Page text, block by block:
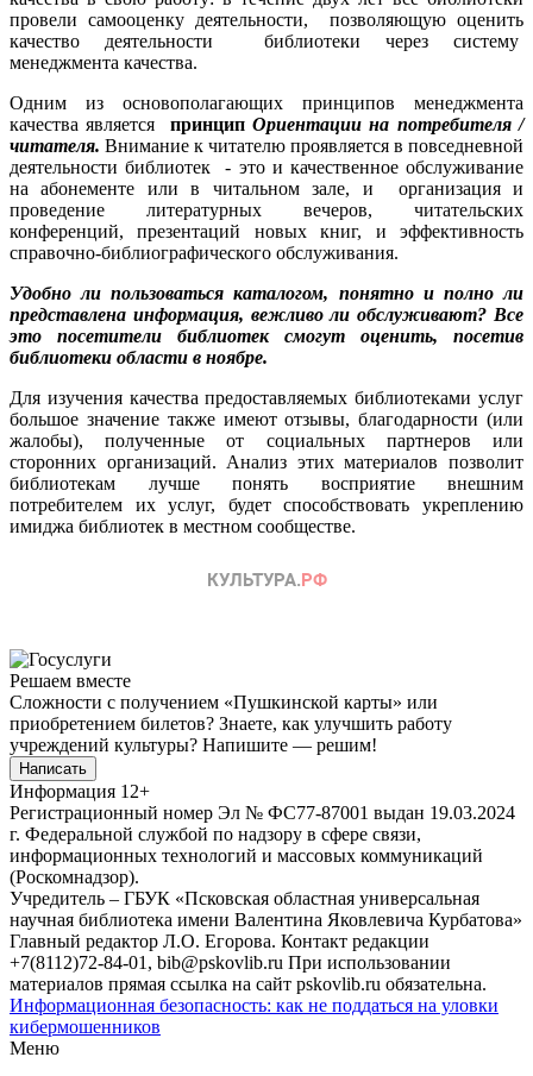
провели самооценку деятельности, позволяющую оценить
качество деятельности библиотеки через систему
менеджмента качества.
Одним из основополагающих принципов менеджмента
качества является принципОриентации на потребителя /
читателя. Внимание к читателю проявляется в повседневной
деятельности библиотек - это и качественное обслуживание
на абонементе или в читальном зале, и организация и
проведение литературных вечеров, читательских
конференций, презентаций новых книг, и эффективность
справочно-библиографического обслуживания.
Удобно ли пользоваться каталогом, понятно и полно ли
представлена информация, вежливо ли обслуживают? Все
это посетители библиотек смогут оценить, посетив
библиотеки области в ноябре.
Для изучения качества предоставляемых библиотеками услуг
большое значение также имеют отзывы, благодарности (или
жалобы), полученные от социальных партнеров или
сторонних организаций. Анализ этих материалов позволит
библиотекам лучше понять восприятие внешним
потребителем их услуг, будет способствовать укреплению
имиджа библиотек в местном сообществе.
Решаем вместе
Сложности с получением «Пушкинской карты» или
приобретением билетов? Знаете, как улучшить работу
учреждений культуры? Напишите — решим!
Написать
Информация 12+
Регистрационный номер Эл № ФС77-87001 выдан 19.03.2024
г. Федеральной службой по надзору в сфере связи,
информационных технологий и массовых коммуникаций
(Роскомнадзор).
Учредитель – ГБУК «Псковская областная универсальная
научная библиотека имени Валентина Яковлевича Курбатова»
Главный редактор Л.О. Егорова. Контакт редакции
+7(8112)72-84-01, bib@pskovlib.ru При использовании
материалов прямая ссылка на сайт pskovlib.ru обязательна.
Информационная безопасность: как не поддаться на уловки
кибермошенников
Меню